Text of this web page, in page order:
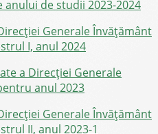
de studii 2023-2024
Generale Învățământ
I, anul 2024
a Direcției Generale
anul 2023
Generale Învățământ
II, anul 2023-1